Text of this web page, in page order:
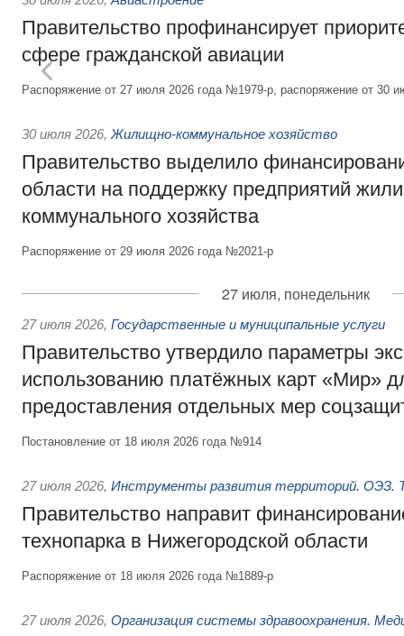
Правительство профинансирует
сфере гражданской авиации
Распоряжение от 27 июля 2026 года №1979-р, распоряжение от 30
30 июля 2026, Жилищно-коммунальное хозяйство
Правительство выделило
области на поддержку предприятий
коммунального хозяйства
Распоряжение от 29 июля 2026 года №2021-р
27 июля, понедельник
27 июля 2026, Государственные и муниципальные услуги
Правительство утвердило параметры
использованию платёжных карт «Мир»
предоставления отдельных мер
Постановление от 18 июля 2026 года №914
27 июля 2026, Инструменты развития территорий. ОЭЗ.
Правительство направит
технопарка в Нижегородской области
Распоряжение от 18 июля 2026 года №1889-р
27 июля 2026, Организация системы здравоохранения.